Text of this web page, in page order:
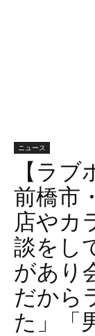
ニュース
【ラ
前橋市
店やカ
談をし
があり
だから
た」「